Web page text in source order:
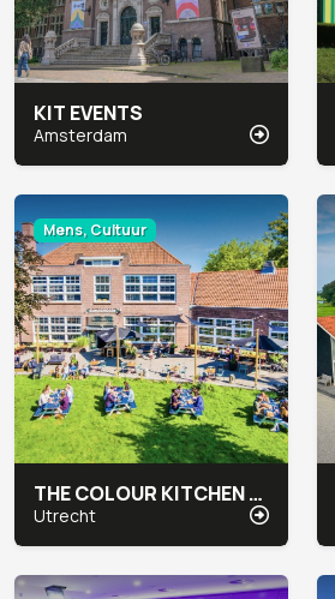
KIT EVENTS
Amsterdam
Mens, Cultuur
THE COLOUR KITCHEN ZUILEN
Utrecht